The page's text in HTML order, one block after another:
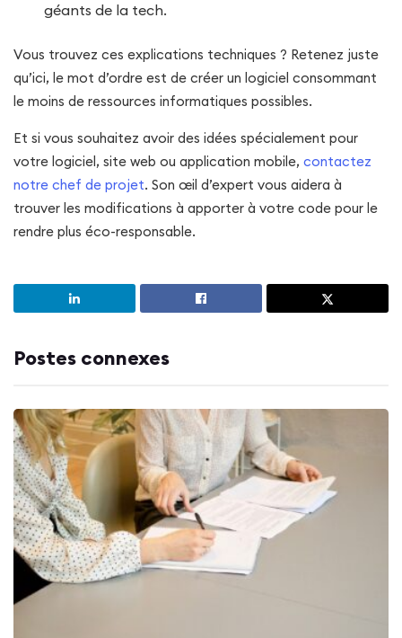
géants de la tech.
Vous trouvez ces explications techniques ? Retenez juste
qu’ici, le mot d’ordre est de créer un logiciel consommant
le moins de ressources informatiques possibles.
Et si vous souhaitez avoir des idées spécialement pour
votre logiciel, site web ou application mobile, contactez
notre chef de projet. Son œil d’expert vous aidera à
trouver les modifications à apporter à votre code pour le
rendre plus éco-responsable.
Postes connexes